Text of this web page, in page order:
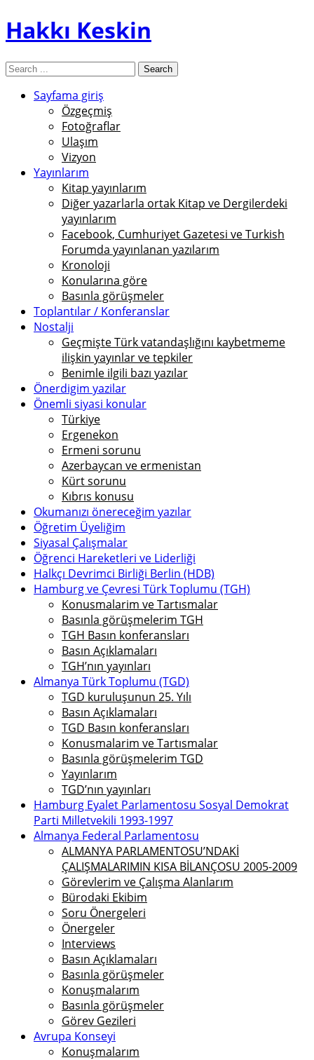
Hakkı Keskin
Sayfama giriş
Özgeçmiş
Fotoğraflar
Ulaşım
Vizyon
Yayınlarım
Kitap yayınlarım
Diğer yazarlarla ortak Kitap ve Dergilerdeki
yayınlarım
Facebook, Cumhuriyet Gazetesi ve Turkish
Forumda yayınlanan yazılarım
Kronoloji
Konularına göre
Basınla görüşmeler
Toplantılar / Konferanslar
Nostalji
Geçmişte Türk vatandaşlığını kaybetmeme
ilişkin yayınlar ve tepkiler
Benimle ilgili bazı yazılar
Önerdigim yazilar
Önemli siyasi konular
Türkiye
Ergenekon
Ermeni sorunu
Azerbaycan ve ermenistan
Kürt sorunu
Kıbrıs konusu
Okumanızı önereceğim yazılar
Öğretim Üyeliğim
Siyasal Çalışmalar
Öğrenci Hareketleri ve Liderliği
Halkçı Devrimci Birliği Berlin (HDB)
Hamburg ve Çevresi Türk Toplumu (TGH)
Konusmalarim ve Tartısmalar
Basınla görüşmelerim TGH
TGH Basın konferansları
Basın Açıklamaları
TGH’nın yayınları
Almanya Türk Toplumu (TGD)
TGD kuruluşunun 25. Yılı
Basın Açıklamaları
TGD Basın konferansları
Konusmalarim ve Tartısmalar
Basınla görüşmelerim TGD
Yayınlarım
TGD’nın yayınları
Hamburg Eyalet Parlamentosu Sosyal Demokrat
Parti Milletvekili 1993-1997
Almanya Federal Parlamentosu
ALMANYA PARLAMENTOSU’NDAKİ
ÇALIŞMALARIMIN KISA BİLANÇOSU 2005-2009
Görevlerim ve Çalışma Alanlarım
Bürodaki Ekibim
Soru Önergeleri
Önergeler
Interviews
Basın Açıklamaları
Basınla görüşmeler
Konuşmalarım
Basınla görüşmeler
Görev Gezileri
Avrupa Konseyi
Konuşmalarım